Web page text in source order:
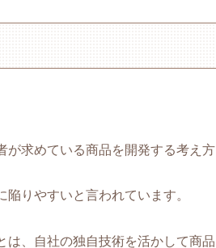
が求めている商品を開発する考え方
陥りやすいと言われています。
は、自社の独自技術を活かして商品